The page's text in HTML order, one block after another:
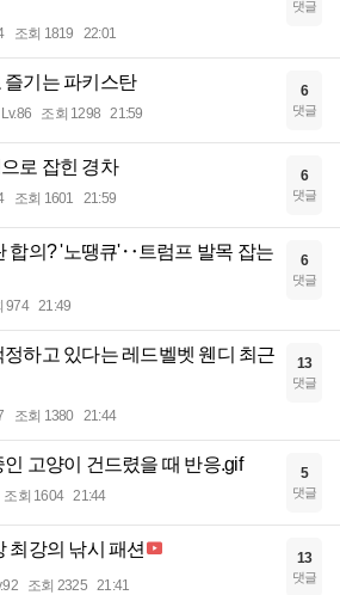
조회 1819 22:01
댓글
즐기는 파키스탄
Lv.86 조회 1298 21:59
6
댓글
로 잡힌 경차
조회 1601 21:59
6
댓글
합의? '노땡큐'‥트럼프 발목 잡는
974 21:49
6
댓글
정하고 있다는 레드벨벳 웬디 최근
조회 1380 21:44
13
댓글
인 고양이 건드렸을 때 반응.gif
조회 1604 21:44
5
댓글
최강의 낚시 패션
조회 2325 21:41
13
댓글